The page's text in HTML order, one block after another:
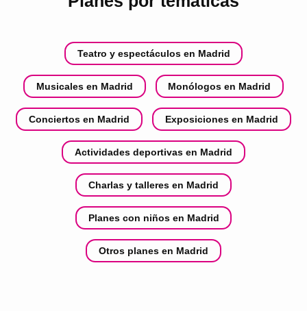
Teatro y espectáculos en Madrid
Musicales en Madrid Monólogos en Madrid
Conciertos en Madrid Exposiciones en Madrid
Actividades deportivas en Madrid
Charlas y talleres en Madrid
Planes con niños en Madrid
Otros planes en Madrid